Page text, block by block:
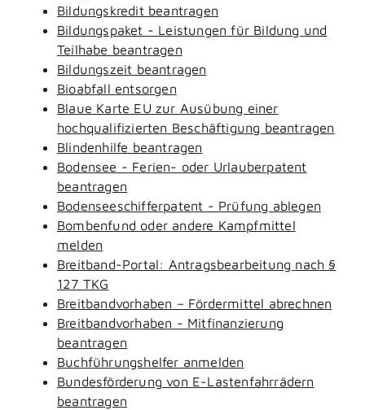
Bildungskredit beantragen
Bildungspaket - Leistungen für Bildung und
Teilhabe beantragen
Bildungszeit beantragen
Bioabfall entsorgen
Blaue Karte EU zur Ausübung einer
hochqualifizierten Beschäftigung beantragen
Blindenhilfe beantragen
Bodensee - Ferien- oder Urlauberpatent
beantragen
Bodenseeschifferpatent - Prüfung ablegen
Bombenfund oder andere Kampfmittel
melden
Breitband-Portal: Antragsbearbeitung nach §
127 TKG
Breitbandvorhaben – Fördermittel abrechnen
Breitbandvorhaben - Mitfinanzierung
beantragen
Buchführungshelfer anmelden
Bundesförderung von E-Lastenfahrrädern
beantragen